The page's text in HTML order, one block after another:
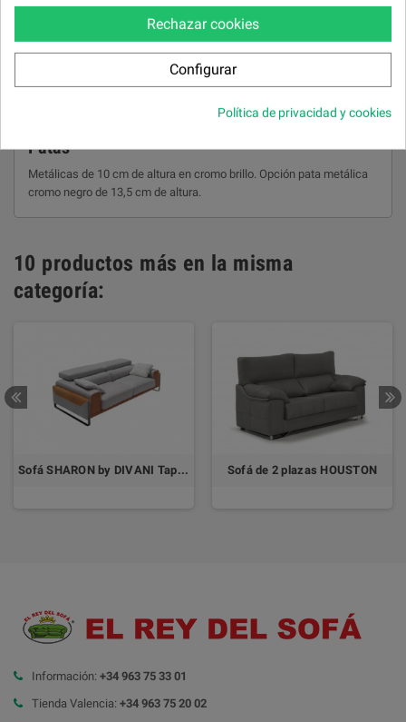
Deslizantes. Desenfundables.
Respaldos
Brazos
Patas
Metálicas de 10 cm de altura en cromo brillo. Opción pata metálica
cromo negro de 13,5 cm de altura.
10 productos más en la misma
categoría:
Sofá SHARON by DIVANI Tapizado Aquaclean® Antimanchas Sofá de 2 plazas HOUSTON
Información: +34 963 75 33 01
Tienda Valencia: +34 963 75 20 02
Rechazar cookies
Configurar
Política de privacidad y cookies